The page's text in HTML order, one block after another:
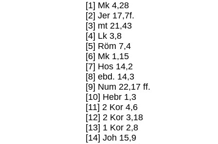
[1] Mk 4,28
[2] Jer 17,7f.
[3] mt 21,43
[4] Lk 3,8
[5] Röm 7,4
[6] Mk 1,15
[7] Hos 14,2
[8] ebd. 14,3
[9] Num 22,17 ff.
[10] Hebr 1,3
[11] 2 Kor 4,6
[12] 2 Kor 3,18
[13] 1 Kor 2,8
[14] Joh 15,9